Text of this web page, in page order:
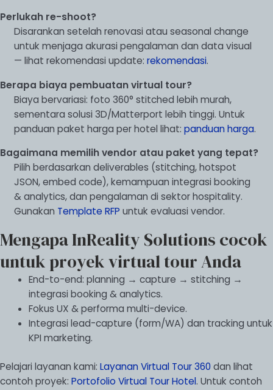
Perlukah re-shoot?
Disarankan setelah renovasi atau seasonal change
untuk menjaga akurasi pengalaman dan data visual
— lihat rekomendasi update:rekomendasi.
Berapa biaya pembuatan virtual tour?
Biaya bervariasi: foto 360° stitched lebih murah,
sementara solusi 3D/Matterport lebih tinggi. Untuk
panduan paket harga per hotel lihat:panduan harga.
Bagaimana memilih vendor atau paket yang tepat?
Pilih berdasarkan deliverables (stitching, hotspot
JSON, embed code), kemampuan integrasi booking
& analytics, dan pengalaman di sektor hospitality.
Gunakan Template RFP untuk evaluasi vendor.
Mengapa InReality Solutions cocok
untuk proyek virtual tour Anda
End-to-end: planning → capture → stitching →
integrasi booking & analytics.
Fokus UX & performa multi-device.
Integrasi lead-capture (form/WA) dan tracking untuk
KPI marketing.
Pelajari layanan kami: Layanan Virtual Tour 360 dan lihat
contoh proyek: Portofolio Virtual Tour Hotel. Untuk contoh